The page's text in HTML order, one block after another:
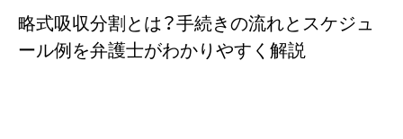
略式吸収分割とは？手続きの流れとスケジュ
ール例を弁護士がわかりやすく解説